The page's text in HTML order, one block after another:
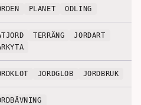
PLANET ODLING
TERRÄNG
JORDART
JORDGLOB JORDBRUK